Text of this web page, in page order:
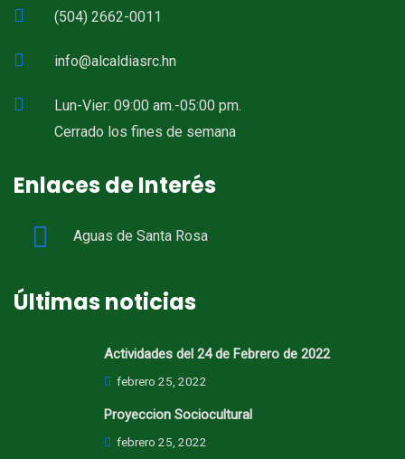
(504) 2662-0011
info@alcaldiasrc.hn
Lun-Vier: 09:00 am.-05:00 pm.
Cerrado los fines de semana
Enlaces de Interés
Aguas de Santa Rosa
Últimas noticias
Actividades del 24 de Febrero de 2022
febrero 25, 2022
Proyeccion Sociocultural
febrero 25, 2022